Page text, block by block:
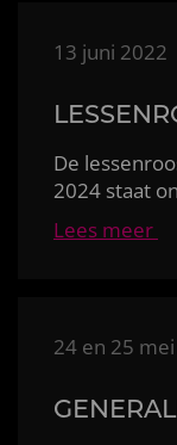
13 juni 2022
De
2024 staat
Lees meer
24 en 25